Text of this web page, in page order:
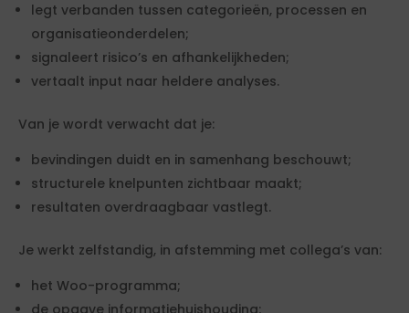
legt verbanden tussen categorieën, processen en
organisatieonderdelen;
signaleert risico’s en afhankelijkheden;
vertaalt input naar heldere analyses.
Van je wordt verwacht dat je:
bevindingen duidt en in samenhang beschouwt;
structurele knelpunten zichtbaar maakt;
resultaten overdraagbaar vastlegt.
Je werkt zelfstandig, in afstemming met collega’s van:
het Woo-programma;
de opgave informatiehuishouding;